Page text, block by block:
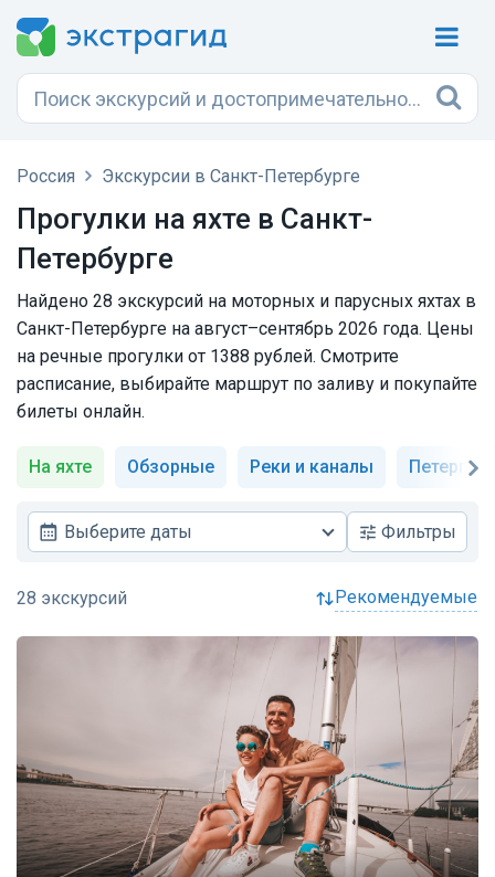
Россия Экскурсии в Санкт-Петербурге
Прогулки на яхте в Санкт-
Петербурге
Найдено 28 экскурсий на моторных и парусных яхтах в
Санкт-Петербурге на август–сентябрь 2026 года. Цены
на речные прогулки от 1388 рублей. Смотрите
расписание, выбирайте маршрут по заливу и покупайте
билеты онлайн.
На яхте Обзорные Реки и каналы Петергоф
Выберите даты Фильтры
рекомендуемые